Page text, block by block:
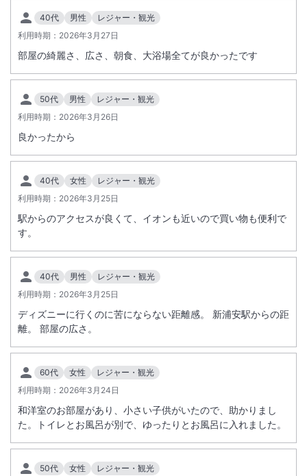
特典終了のお知らせ
＜駐車場料金のご案内＞
１台につきチェックイン日12時からチェックアウト13時まで
2026年9月30日(水)チェックインまでの料金
1泊：2,000円
3泊：4,000円
4泊以上：5,000円
超過 30分ごとに200円
1泊：3,000円
2泊：4,000円
3～7泊：5,000円
超過 30分ごとに400円
■駐車場料金特典の終了
仮チェックイン時の「お得な駐車場料金特典」は、2026年9月30日
(水)チェックイン分をもちまして終了とさせていただきます。
＜天然温泉付き大浴場『ほほえみの湯』（有料施設）のご利用について
●刺青・タトゥーをされている方のご入場はお断りいたしております。
●保護者に同伴する男児の女湯利用または女児の男湯利用について、７
歳以上または身長１２０センチを超えるお子様の混浴はご遠慮いただい
●おむつの取れていないお子様のご利用はご遠慮いただいております。
＜休館日について＞
※重要なお知らせです。必ず続きをご確認ください。
40代 男性
レジャー・観光
利用時期： 2026年3月27日
部屋の綺麗さ、広さ、朝食、大浴場全てが良かったです
50代 男性
レジャー・観光
利用時期： 2026年3月26日
良かったから
40代 女性
レジャー・観光
利用時期： 2026年3月25日
駅からのアクセスが良くて、イオンも近いので買い物も便利で
す。
40代 男性
レジャー・観光
利用時期： 2026年3月25日
ディズニーに行くのに苦にならない距離感。 新浦安駅からの距
離。 部屋の広さ。
60代 女性
レジャー・観光
利用時期： 2026年3月24日
和洋室のお部屋があり、小さい子供がいたので、助かりまし
た。トイレとお風呂が別で、ゆったりとお風呂に入れました。
50代 女性
レジャー・観光